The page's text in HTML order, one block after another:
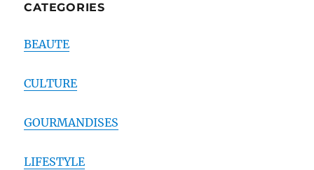
CATEGORIES
BEAUTE
CULTURE
GOURMANDISES
LIFESTYLE